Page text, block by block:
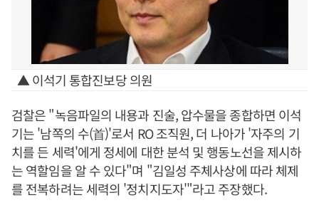
▲ 이석기 통합진보당 의원
검찰은 "녹음파일의 내용과 진술, 압수물을 종합하면 이석
기는 '남쪽의 수(首)'로서 RO 조직원, 더 나아가 '자주의 기
치를 든 세력'에게 정세에 대한 분석 및 행동노선을 제시하
는 역할임을 알 수 있다"며 "김일성 주체사상에 따라 체제
를 전복하려는 세력의 '정치지도자'"라고 주장했다.